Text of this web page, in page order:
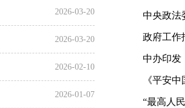
2026-03-20
2026-03-20
2026-02-10
2026-01-07
中央政法
政府工作
中办印发
《平安
“最高人